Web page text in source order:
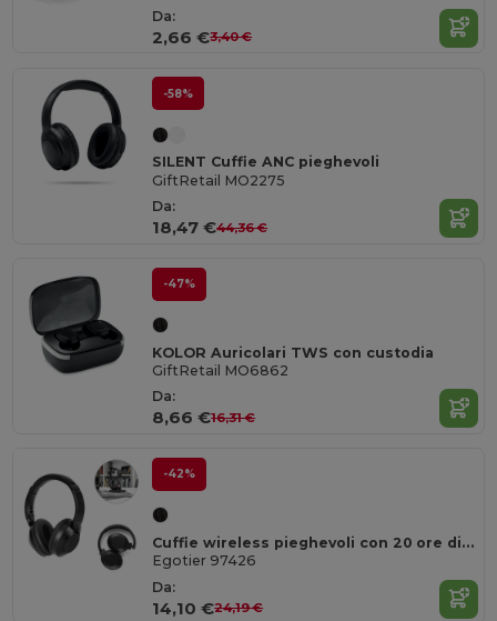
Da:
2,66 €3,40 €
-58%
SILENT Cuffie ANC pieghevoli
GiftRetail MO2275
Da:
18,47 €44,36 €
-47%
KOLOR Auricolari TWS con custodia
GiftRetail MO6862
Da:
8,66 €16,31 €
-42%
Cuffie wireless pieghevoli con 20 ore di autonomia in ABS riciclato (100% rABS)
Egotier 97426
Da:
14,10 €24,19 €